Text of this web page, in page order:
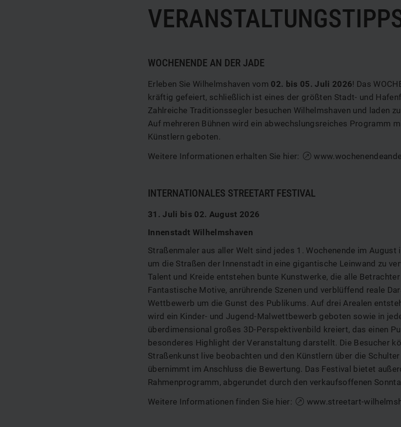
WOCHENENDE AN DER JADE
Erleben Sie Wilhelmshaven vom 02. bis 05. Juli 2026! Das
kräftig gefeiert, schließlich ist eines der größten Stadt- und
Zahlreiche Traditionssegler besuchen Wilhelmshaven und laden
Auf mehreren Bühnen wird ein abwechslungsreiches Programm
Künstlern geboten.
Weitere Informationen erhalten Sie hier:
INTERNATIONALES STREETART FESTIVAL
31. Juli bis 02. August 2026
Innenstadt Wilhelmshaven
Straßenmaler aus aller Welt sind jedes 1. Wochenende im August
um die Straßen der Innenstadt in eine gigantische Leinwand zu
Talent und Kreide entstehen bunte Kunstwerke, die alle
Fantastische Motive, anrührende Szenen und verblüffend reale
Wettbewerb um die Gunst des Publikums. Auf drei Arealen
wird ein Kinder- und Jugend-Malwettbewerb geboten sowie in
überdimensional großes 3D-Perspektivenbild kreiert, das einen
besonderes Highlight der Veranstaltung darstellt. Die Besucher
Straßenkunst live beobachten und den Künstlern über die
übernimmt im Anschluss die Bewertung. Das Festival bietet
Rahmenprogramm, abgerundet durch den verkaufsoffenen
Weitere Informationen finden Sie hier:
www.streetart-